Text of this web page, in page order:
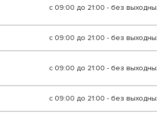
с 09:00 до 21:00 - без
с 09:00 до 21:00 - без
с 09:00 до 21:00 - без
с 09:00 до 21:00 - без